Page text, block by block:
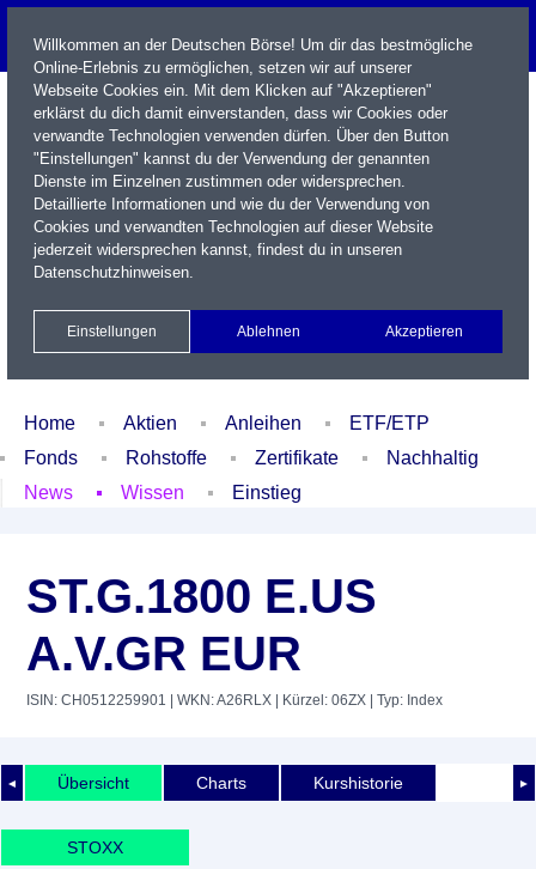
Name / WKN / ISIN / Kürzel
Xetra Realtime
Watchlist Portfolio Login
Home Aktien Anleihen
ETF/ETP
Fonds
Rohstoffe Zertifikate
Nachhaltig
News
Wissen Einstieg
ST.G.1800 E.US
A.V.GR EUR
ISIN: CH0512259901 | WKN: A26RLX | Kürzel: 06ZX | Typ: Index
◄ ►
Übersicht Charts Kurshistorie
STOXX
Willkommen an der Deutschen Börse! Um dir das bestmögliche
Online-Erlebnis zu ermöglichen, setzen wir auf unserer
Webseite Cookies ein. Mit dem Klicken auf "Akzeptieren"
erklärst du dich damit einverstanden, dass wir Cookies oder
verwandte Technologien verwenden dürfen. Über den Button
"Einstellungen" kannst du der Verwendung der genannten
Dienste im Einzelnen zustimmen oder widersprechen.
Detaillierte Informationen und wie du der Verwendung von
Cookies und verwandten Technologien auf dieser Website
jederzeit widersprechen kannst, findest du in unseren
Datenschutzhinweisen.
Einstellungen Ablehnen Akzeptieren